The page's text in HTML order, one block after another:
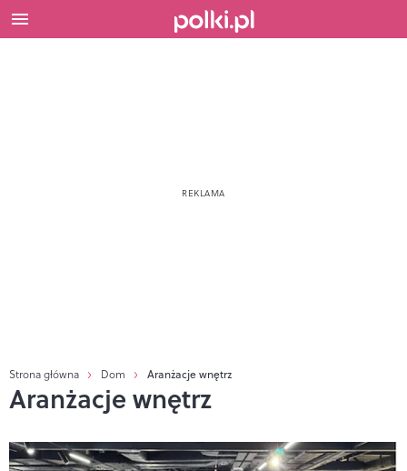
Strona główna Dom Aranżacje wnętrz
Aranżacje wnętrz